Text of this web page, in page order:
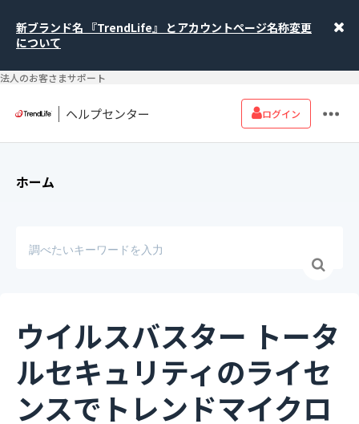
新ブランド名 『TrendLife』 とアカウントページ名称変更
について
法人のお客さまサポート
ヘルプセンター ログイン
ホーム
ウイルスバスター トータ
ルセキュリティのライセ
ンスでトレンドマイクロ